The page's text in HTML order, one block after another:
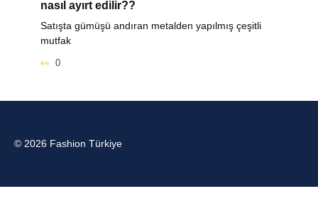
nasıl ayırt edilir??
Satışta gümüşü andıran metalden yapılmış çeşitli
mutfak
0
© 2026 Fashion Türkiye